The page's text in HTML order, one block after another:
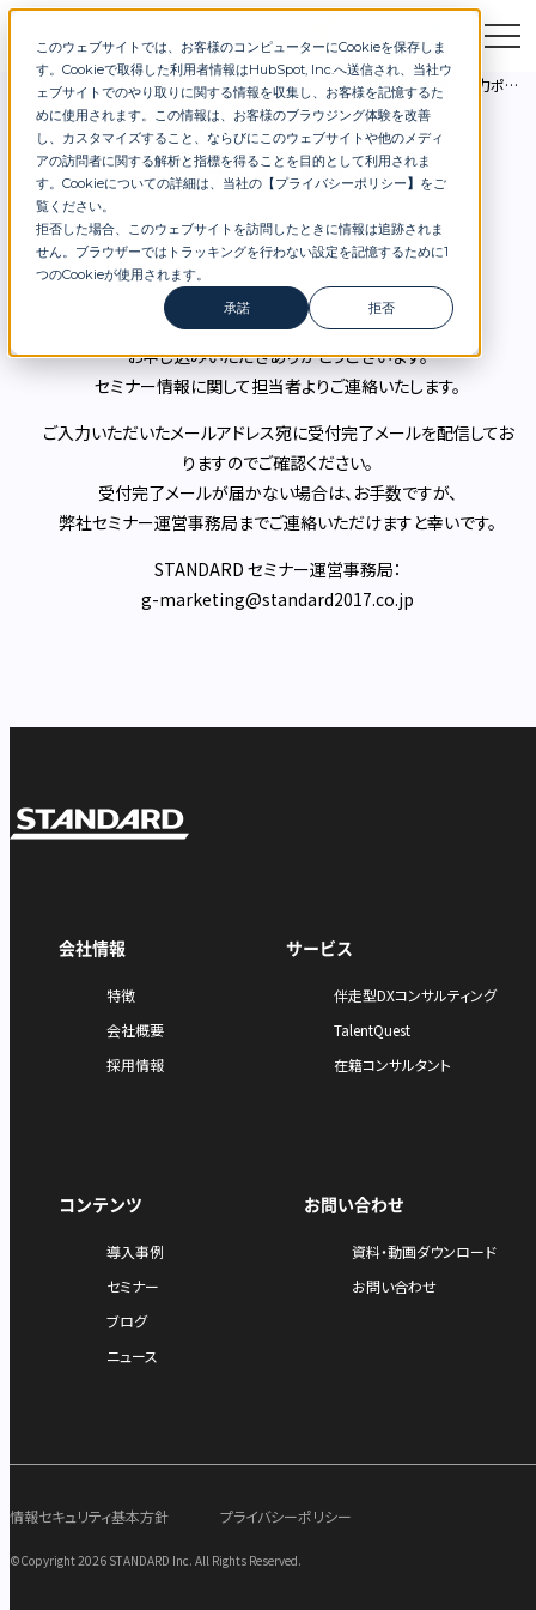
このウェブサイトでは、お客様のコンピューターにCookieを保存しま
す。Cookieで取得した利用者情報はHubSpot, Inc.へ送信され、当社ウ
ェブサイトでのやり取りに関する情報を収集し、お客様を記憶するた
めに使用されます。この情報は、お客様のブラウジング体験を改善
し、カスタマイズすること、ならびにこのウェブサイトや他のメディ
アの訪問者に関する解析と指標を得ることを目的として利用されま
す。Cookieについての詳細は、当社の【プライバシーポリシー】 をご
覧ください。
拒否した場合、このウェブサイトを訪問したときに情報は追跡されま
せん。ブラウザーではトラッキングを行わない設定を記憶するために1
つのCookieが使用されます。
承諾
拒否
お問合せ セミナー 資料DL
セミナー DX銘柄取得に向けたDX調査2025の解説と注力ポイント
セミナーへのお申込み
お申し込みいただきありがとうございます。
セミナー情報に関して担当者よりご連絡いたします。
ご入力いただいたメールアドレス宛に受付完了メールを配信してお
りますのでご確認ください。
受付完了メールが届かない場合は、お手数ですが、
弊社セミナー運営事務局までご連絡いただけますと幸いです。
STANDARD セミナー運営事務局：
g-marketing@standard2017.co.jp
会社情報
特徴
会社概要
採用情報
サービス
伴走型DXコンサルティング
TalentQuest
在籍コンサルタント
コンテンツ
導入事例
セミナー
ブログ
ニュース
お問い合わせ
資料・動画ダウンロード
お問い合わせ
©Copyright 2026 STANDARD Inc. All Rights Reserved.
情報セキュリティ基本方針 プライバシーポリシー